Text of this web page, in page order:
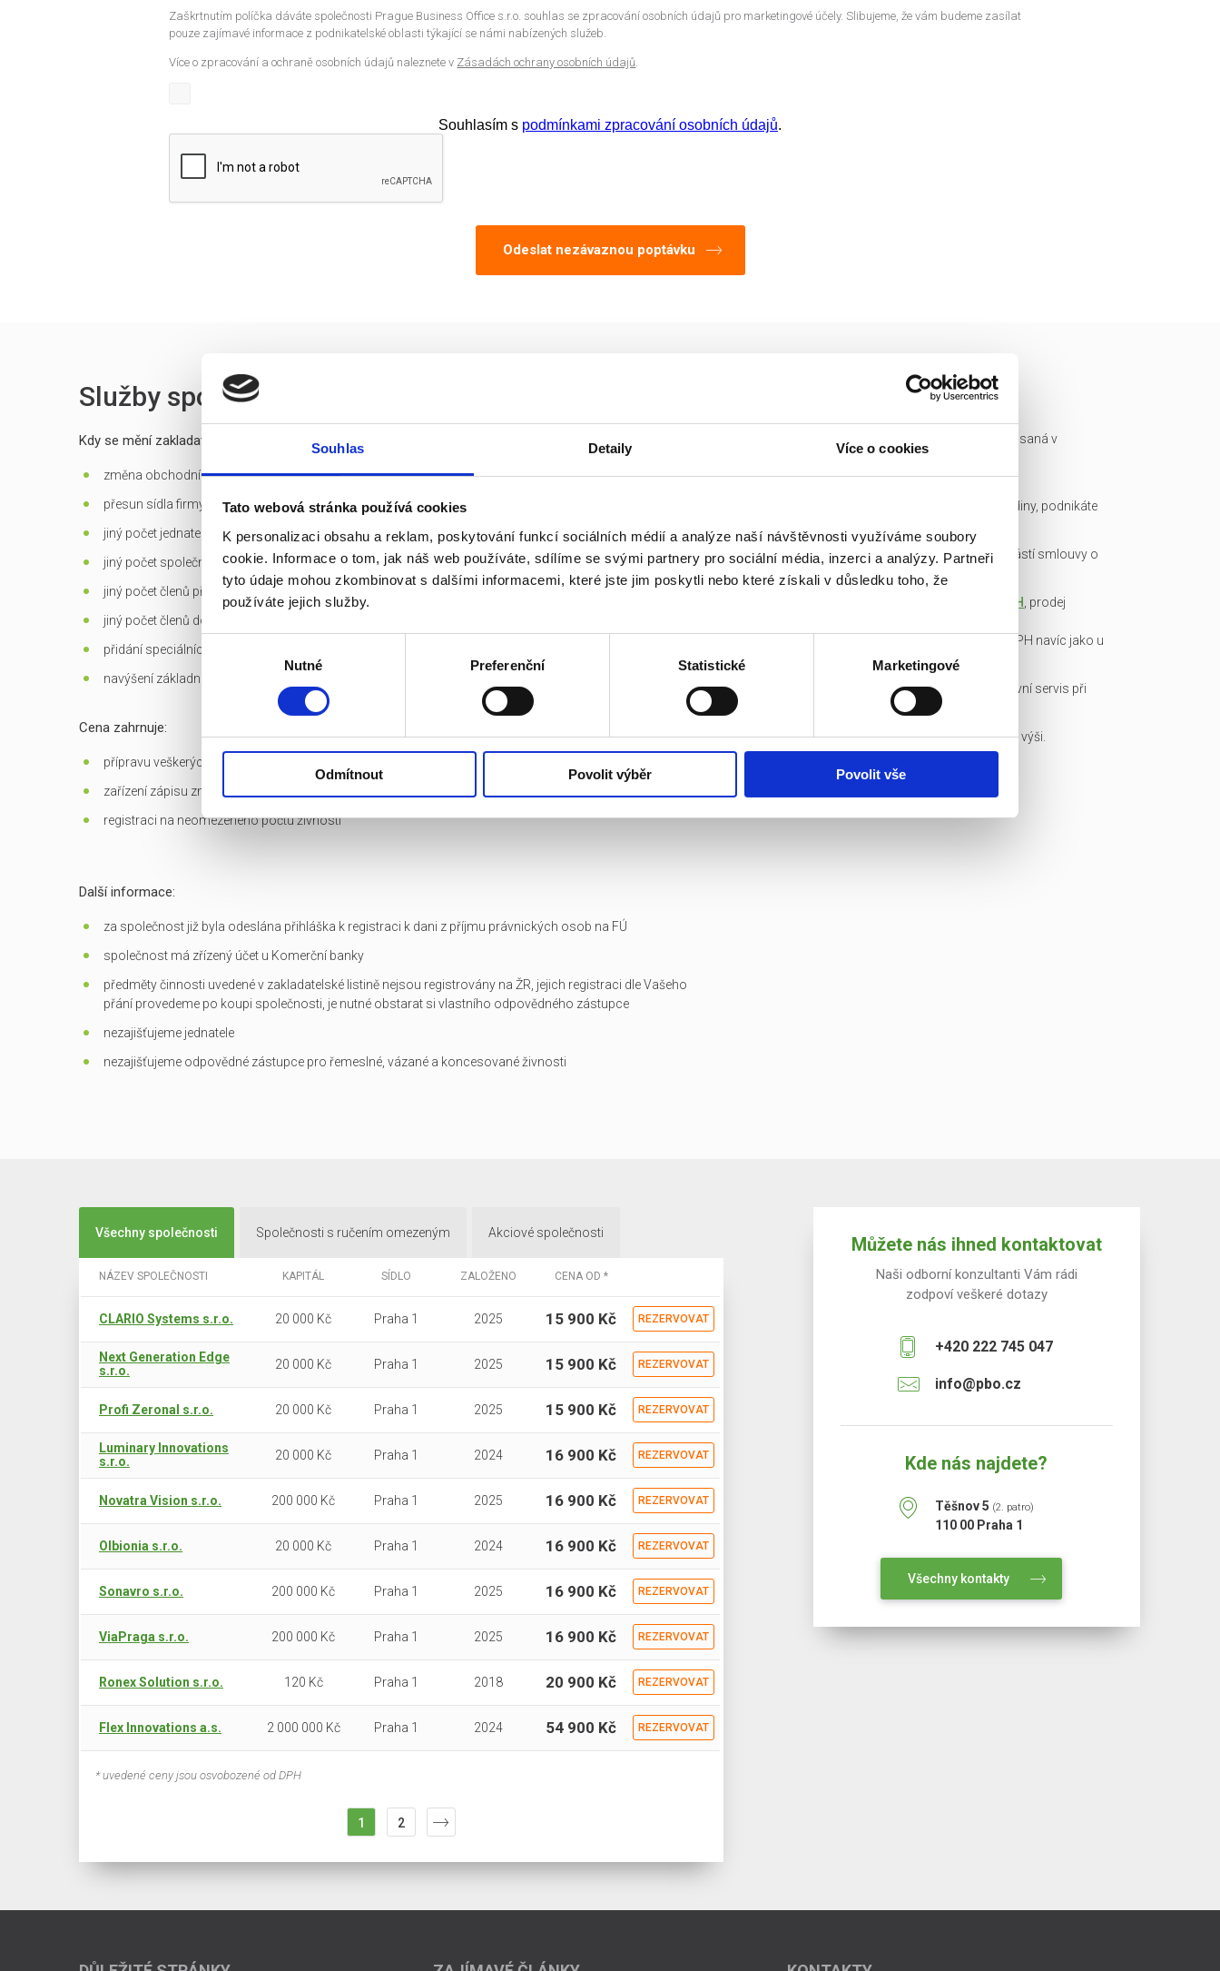
Souhlas Detaily Více o cookies
Tato webová stránka používá cookies
K personalizaci obsahu a reklam, poskytování funkcí sociálních médií a analýze naší návštěvnosti využíváme soubory
cookie. Informace o tom, jak náš web používáte, sdílíme se svými partnery pro sociální média, inzerci a analýzy. Partneři
tyto údaje mohou zkombinovat s dalšími informacemi, které jste jim poskytli nebo které získali v důsledku toho, že
používáte jejich služby.
Výběr
Nutné Preferenční Statistické Marketingové
Odmítnout Povolit výběr Povolit vše
Zaškrtnutím políčka dáváte společnosti Prague Business Office s.r.o. souhlas se zpracování osobních údajů pro marketingové účely. Slibujeme, že vám budeme zasílat
pouze zajímavé informace z podnikatelské oblasti týkající se námi nabízených služeb.
Více o zpracování a ochraně osobních údajů naleznete v Zásadách ochrany osobních údajů.
Souhlasím s podmínkami zpracování osobních údajů.
Služby spojené s prodejem
Kdy se mění zakladatelská listina?
změna obchodní firmy (jména) společnosti
přesun sídla firmy mimo Prahu
jiný počet jednatelů než 1 - u s.r.o.
jiný počet společníků než 1 - jen u s.r.o. založených do roku 2013 včetně
jiný počet členů představenstva než 1 v případě jediného akcionáře, než 3 v případě více akcionářů - u a.s.
jiný počet členů dozorčí rady než 3 - u a.s.
přidání speciálních
navýšení základního kapitálu
Cena zahrnuje:
přípravu veškerých dokumentů potřebných k převodu
zařízení zápisu změn do OR
registraci na neomezeného počtu živností
Další informace:
za společnost již byla odeslána přihláška k registraci k dani z příjmu právnických osob na FÚ
společnost má zřízený účet u Komerční banky
předměty činnosti uvedené v zakladatelské listině nejsou registrovány na ŽR, jejich registraci dle Vašeho
přání provedeme po koupi společnosti, je nutné obstarat si vlastního odpovědného zástupce
nezajišťujeme jednatele
nezajišťujeme odpovědné zástupce pro řemeslné, vázané a koncesované živnosti
Ready made společnost je zapsaná v
obchodním rejstříku a má IČ.
společnosti připravíme do hodiny, podnikáte
Garance bezdlužnosti je součástí smlouvy o
převodu obchodního podílu.
DPH , prodej
osvobozen, není nutné platit DPH navíc jako u
konkurence!
Veškerou administrativu a právní servis při
koupi/přepisu zařídíme my!
Základní kapitál splacen v plné výši.
Všechny společnosti Společnosti s ručením omezeným Akciové společnosti
NÁZEV SPOLEČNOSTI KAPITÁL SÍDLO ZALOŽENO CENA OD *
CLARIO Systems s.r.o. 20 000 Kč Praha 1 2025 15 900 Kč REZERVOVAT
Next Generation Edge
s.r.o.
20 000 Kč Praha 1 2025 15 900 Kč REZERVOVAT
Profi Zeronal s.r.o. 20 000 Kč Praha 1 2025 15 900 Kč REZERVOVAT
Luminary Innovations
s.r.o.
20 000 Kč Praha 1 2024 16 900 Kč REZERVOVAT
Novatra Vision s.r.o. 200 000 Kč Praha 1 2025 16 900 Kč REZERVOVAT
Olbionia s.r.o. 20 000 Kč Praha 1 2024 16 900 Kč REZERVOVAT
Sonavro s.r.o. 200 000 Kč Praha 1 2025 16 900 Kč REZERVOVAT
ViaPraga s.r.o. 200 000 Kč Praha 1 2025 16 900 Kč REZERVOVAT
Ronex Solution s.r.o. 120 Kč Praha 1 2018 20 900 Kč REZERVOVAT
Flex Innovations a.s. 2 000 000 Kč Praha 1 2024 54 900 Kč REZERVOVAT
* uvedené ceny jsou osvobozené od DPH
1 2
Můžete nás ihned kontaktovat
Naši odborní konzultanti Vám rádi
zodpoví veškeré dotazy
+420 222 745 047
info@pbo.cz
Kde nás najdete?
Těšnov 5 (2. patro)
110 00 Praha 1
Všechny kontakty